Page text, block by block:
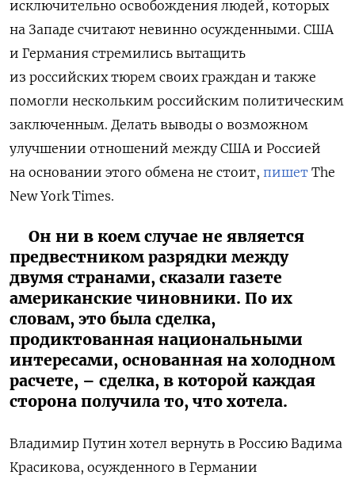
исключительно освобождения людей, которых
на Западе считают невинно осужденными. США
и Германия стремились вытащить
из российских тюрем своих граждан и также
помогли нескольким российским политическим
заключенным. Делать выводы о возможном
улучшении отношений между США и Россией
на основании этого обмена не стоит, пишет The
New York Times.
Он ни в коем случае не является
предвестником разрядки между
двумя странами, сказали газете
американские чиновники. По их
словам, это была сделка,
продиктованная национальными
интересами, основанная на холодном
расчете, – сделка, в которой каждая
сторона получила то, что хотела.
Владимир Путин хотел вернуть в Россию Вадима
Красикова, осужденного в Германии